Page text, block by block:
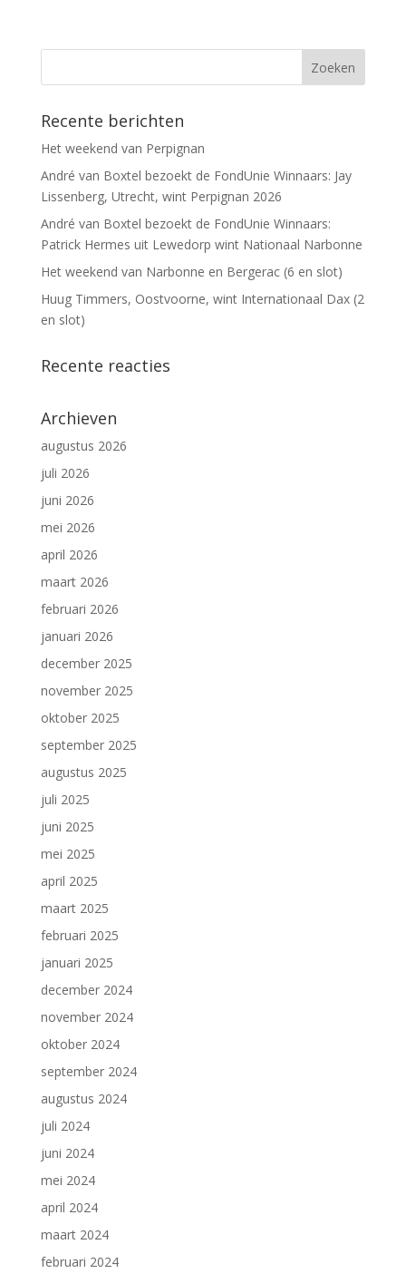
Recente berichten
Het weekend van Perpignan
André van Boxtel bezoekt de FondUnie Winnaars: Jay
Lissenberg, Utrecht, wint Perpignan 2026
André van Boxtel bezoekt de FondUnie Winnaars:
Patrick Hermes uit Lewedorp wint Nationaal Narbonne
Het weekend van Narbonne en Bergerac (6 en slot)
Huug Timmers, Oostvoorne, wint Internationaal Dax (2
en slot)
Recente reacties
Archieven
augustus 2026
juli 2026
juni 2026
mei 2026
april 2026
maart 2026
februari 2026
januari 2026
december 2025
november 2025
oktober 2025
september 2025
augustus 2025
juli 2025
juni 2025
mei 2025
april 2025
maart 2025
februari 2025
januari 2025
december 2024
november 2024
oktober 2024
september 2024
augustus 2024
juli 2024
juni 2024
mei 2024
april 2024
maart 2024
februari 2024